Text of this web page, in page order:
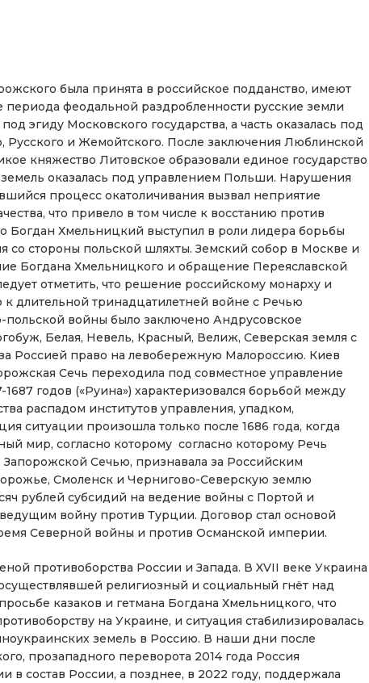
была принята в российское подданство, имеют
феодальной раздробленности русские земли
эгиду Московского государства, а часть оказалась под
Русского и Жемойтского. После заключения Люблинской
княжество Литовское образовали единое государство
оказалась под управлением Польши. Нарушения
процесс окатоличивания вызвал неприятие
что привело в том числе к восстанию против
Богдан Хмельницкий выступил в роли лидера борьбы
со стороны польской шляхты. Земский собор в Москве и
Богдана Хмельницкого и обращение Переяславской
отметить, что решение российскому монарху и
длительной тринадцатилетней войне с Речью
польской войны было заключено Андрусовское
Белая, Невель, Красный, Велиж, Северская земля с
Россией право на левобережную Малороссию. Киев
Сечь переходила под совместное управление
годов («Руина») характеризовался борьбой между
распадом институтов управления, упадком,
ситуации произошла только после 1686 года, когда
мир, согласно которому согласно которому Речь
Запорожской Сечью, признавала за Российским
Смоленск и Чернигово-Северскую землю
рублей субсидий на ведение войны с Портой и
войну против Турции. Договор стал основой
Северной войны и против Османской империи.
противоборства России и Запада. В XVII веке Украина
религиозный и социальный гнёт над
казаков и гетмана Богдана Хмельницкого, что
на Украине, и ситуация стабилизировалась
земель в Россию. В наши дни после
прозападного переворота 2014 года Россия
состав России, а позднее, в 2022 году, поддержала